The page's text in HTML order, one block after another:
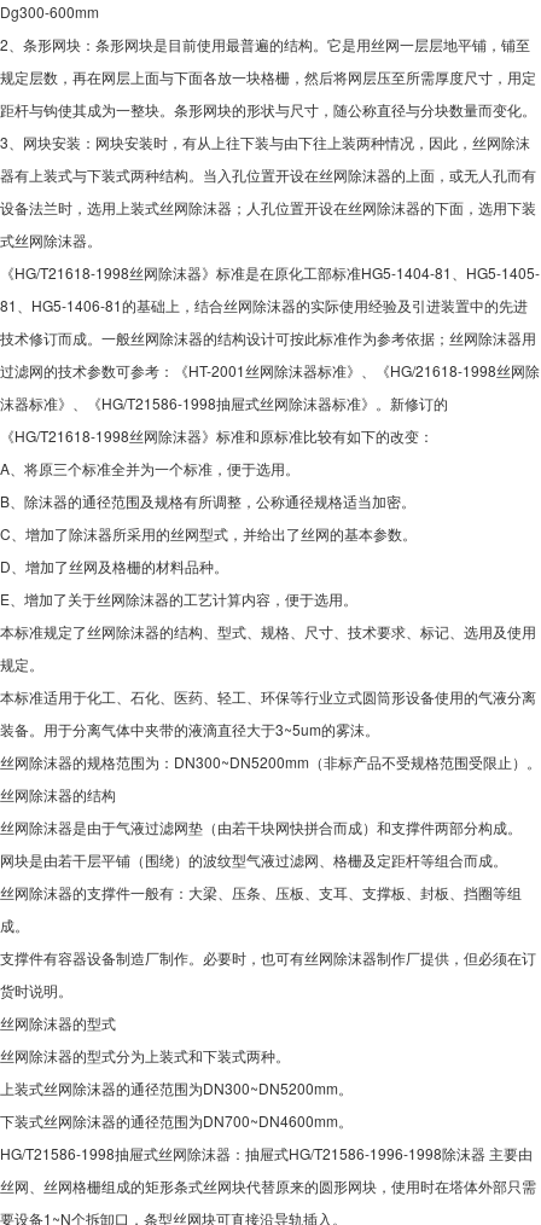
Dg300-600mm
2、条形网块：条形网块是目前使用最普遍的结构。它是用丝网一层层地平铺，铺至
规定层数，再在网层上面与下面各放一块格栅，然后将网层压至所需厚度尺寸，用定
距杆与钩使其成为一整块。条形网块的形状与尺寸，随公称直径与分块数量而变化。
3、网块安装：网块安装时，有从上往下装与由下往上装两种情况，因此，丝网除沫
器有上装式与下装式两种结构。当入孔位置开设在丝网除沫器的上面，或无人孔而有
设备法兰时，选用上装式丝网除沫器；人孔位置开设在丝网除沫器的下面，选用下装
式丝网除沫器。
《HG/T21618-1998丝网除沫器》标准是在原化工部标准HG5-1404-81、HG5-1405-
81、HG5-1406-81的基础上，结合丝网除沫器的实际使用经验及引进装置中的先进
技术修订而成。一般丝网除沫器的结构设计可按此标准作为参考依据；丝网除沫器用
过滤网的技术参数可参考：《HT-2001丝网除沫器标准》、《HG/21618-1998丝网除
沫器标准》、《HG/T21586-1998抽屉式丝网除沫器标准》。新修订的
《HG/T21618-1998丝网除沫器》标准和原标准比较有如下的改变：
A、将原三个标准全并为一个标准，便于选用。
B、除沫器的通径范围及规格有所调整，公称通径规格适当加密。
C、增加了除沫器所采用的丝网型式，并给出了丝网的基本参数。
D、增加了丝网及格栅的材料品种。
E、增加了关于丝网除沫器的工艺计算内容，便于选用。
本标准规定了丝网除沫器的结构、型式、规格、尺寸、技术要求、标记、选用及使用
规定。
本标准适用于化工、石化、医药、轻工、环保等行业立式圆筒形设备使用的气液分离
装备。用于分离气体中夹带的液滴直径大于3~5um的雾沫。
丝网除沫器的规格范围为：DN300~DN5200mm（非标产品不受规格范围受限止）。
丝网除沫器的结构
丝网除沫器是由于气液过滤网垫（由若干块网快拼合而成）和支撑件两部分构成。
网块是由若干层平铺（围绕）的波纹型气液过滤网、格栅及定距杆等组合而成。
丝网除沫器的支撑件一般有：大梁、压条、压板、支耳、支撑板、封板、挡圈等组
成。
支撑件有容器设备制造厂制作。必要时，也可有丝网除沫器制作厂提供，但必须在订
货时说明。
丝网除沫器的型式
丝网除沫器的型式分为上装式和下装式两种。
上装式丝网除沫器的通径范围为DN300~DN5200mm。
下装式丝网除沫器的通径范围为DN700~DN4600mm。
HG/T21586-1998抽屉式丝网除沫器：抽屉式HG/T21586-1996-1998除沫器 主要由
丝网、丝网格栅组成的矩形条式丝网块代替原来的圆形网块，使用时在塔体外部只需
要设备1~N个拆卸口，条型丝网块可直接沿导轨插入。